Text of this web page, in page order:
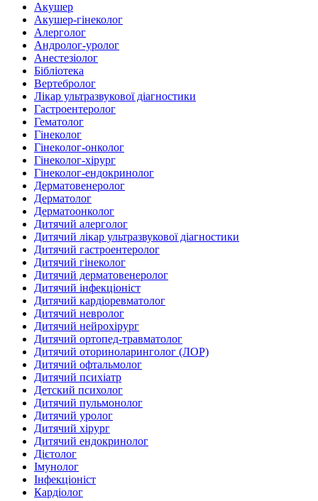
Акушер
Акушер-гінеколог
Алерголог
Андролог-уролог
Анестезіолог
Бібліотека
Вертебролог
Лікар ультразвукової діагностики
Гастроентеролог
Гематолог
Гінеколог
Гінеколог-онколог
Гінеколог-хірург
Гінеколог-ендокринолог
Дерматовенеролог
Дерматолог
Дерматоонколог
Дитячий алерголог
Дитячий лікар ультразвукової діагностики
Дитячий гастроентеролог
Дитячий гінеколог
Дитячий дерматовенеролог
Дитячий інфекціоніст
Дитячий кардіоревматолог
Дитячий невролог
Дитячий нейрохірург
Дитячий ортопед-травматолог
Дитячий оториноларинголог (ЛОР)
Дитячий офтальмолог
Дитячий психіатр
Детский психолог
Дитячий пульмонолог
Дитячий уролог
Дитячий хірург
Дитячий ендокринолог
Дієтолог
Імунолог
Інфекціоніст
Кардіолог